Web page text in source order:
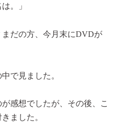
。」
だの方、今月末にDVDが
で見ました。
感想でしたが、その後、こ
ました。